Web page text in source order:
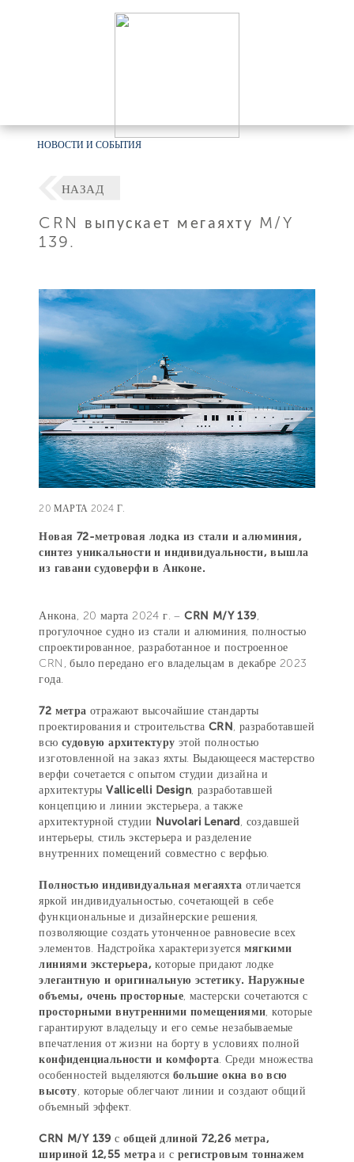
НОВОСТИ И СОБЫТИЯ
НАЗАД
CRN выпускает мегаяхту M/Y
139.
20 МАРТА 2024 Г.
Новая 72-метровая лодка из стали и алюминия,
синтез уникальности и индивидуальности, вышла
из гавани судоверфи в Анконе.
Анкона, 20 марта 2024 г. –CRN M/Y 139,
прогулочное судно из стали и алюминия, полностью
спроектированное, разработанное и построенное
CRN, было передано его владельцам в декабре 2023
года.
72 метра отражают высочайшие стандарты
проектирования и строительства CRN, разработавшей
всю судовую архитектуру этой полностью
изготовленной на заказ яхты. Выдающееся мастерство
верфи сочетается с опытом студии дизайна и
архитектурыVallicelli Design, разработавшей
концепцию и линии экстерьера, а также
архитектурной студии Nuvolari Lenard, создавшей
интерьеры, стиль экстерьера и разделение
внутренних помещений совместно с верфью.
Полностью индивидуальная мегаяхта отличается
яркой индивидуальностью, сочетающей в себе
функциональные и дизайнерские решения,
позволяющие создать утонченное равновесие всех
элементов. Надстройка характеризуется мягкими
линиями экстерьера, которые придают лодке
элегантную и оригинальную эстетику. Наружные
объемы, очень просторные, мастерски сочетаются с
просторными внутренними помещениями, которые
гарантируют владельцу и его семье незабываемые
впечатления от жизни на борту в условиях полной
конфиденциальности и комфорта. Среди множества
особенностей выделяются большие окна во всю
высоту, которые облегчают линии и создают общий
объемный эффект.
CRN M/Y 139с общей длиной 72,26 метра,
шириной 12,55 метраи с регистровым тоннажем